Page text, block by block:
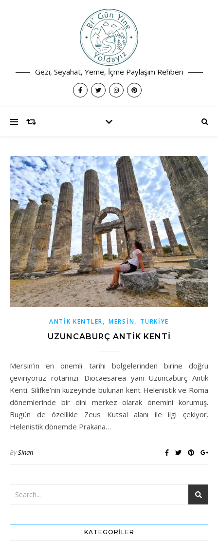
Gezi, Seyahat, Yeme, İçme Paylaşım Rehberi
ANTİK KENTLER, MERSIN, TÜRKİYE
UZUNCABURÇ ANTIK KENTI
Mersin’in en önemli tarihi bölgelerinden birine doğru
çeviriyoruz rotamızı. Diocaesarea yani Uzuncaburç Antik
Kenti. Silifke’nin kuzeyinde bulunan kent Helenistik ve Roma
dönemlerinde bir dini merkez olarak önemini korumuş.
Bugün de özellikle Zeus Kutsal alanı ile ilgi çekiyor.
Helenistik dönemde Prakana…
BySinan
KATEGORILER